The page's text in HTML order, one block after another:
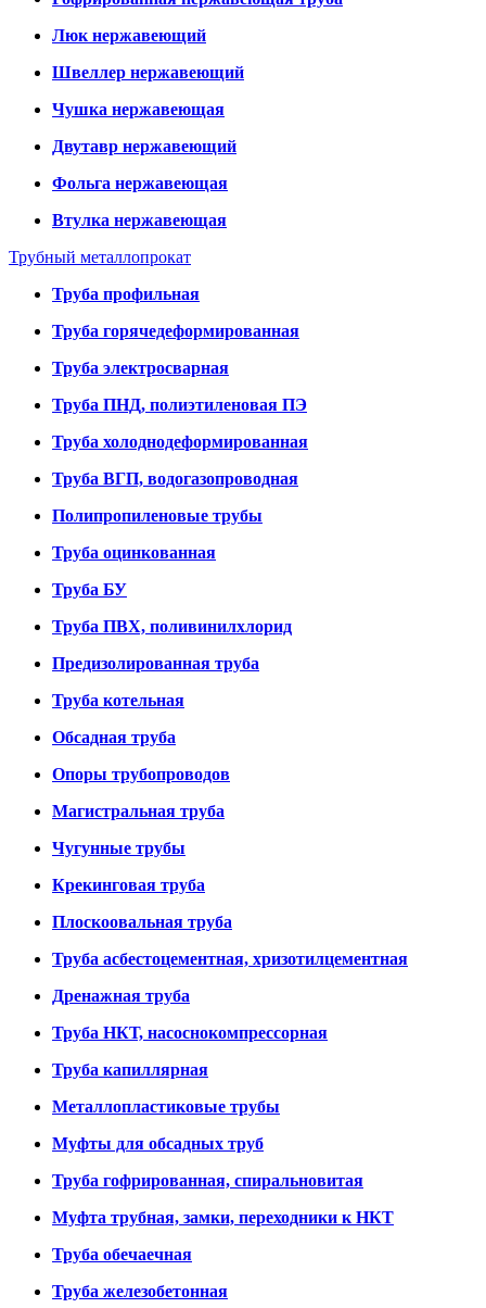
Люк нержавеющий
Швеллер нержавеющий
Чушка нержавеющая
Двутавр нержавеющий
Фольга нержавеющая
Втулка нержавеющая
Трубный металлопрокат
Труба профильная
Труба горячедеформированная
Труба электросварная
Труба ПНД, полиэтиленовая ПЭ
Труба холоднодеформированная
Труба ВГП, водогазопроводная
Полипропиленовые трубы
Труба оцинкованная
Труба БУ
Труба ПВХ, поливинилхлорид
Предизолированная труба
Труба котельная
Обсадная труба
Опоры трубопроводов
Магистральная труба
Чугунные трубы
Крекинговая труба
Плоскоовальная труба
Труба асбестоцементная, хризотилцементная
Дренажная труба
Труба НКТ, насоснокомпрессорная
Труба капиллярная
Металлопластиковые трубы
Муфты для обсадных труб
Труба гофрированная, спиральновитая
Муфта трубная, замки, переходники к НКТ
Труба обечаечная
Труба железобетонная